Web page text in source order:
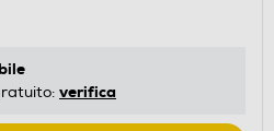
verifica